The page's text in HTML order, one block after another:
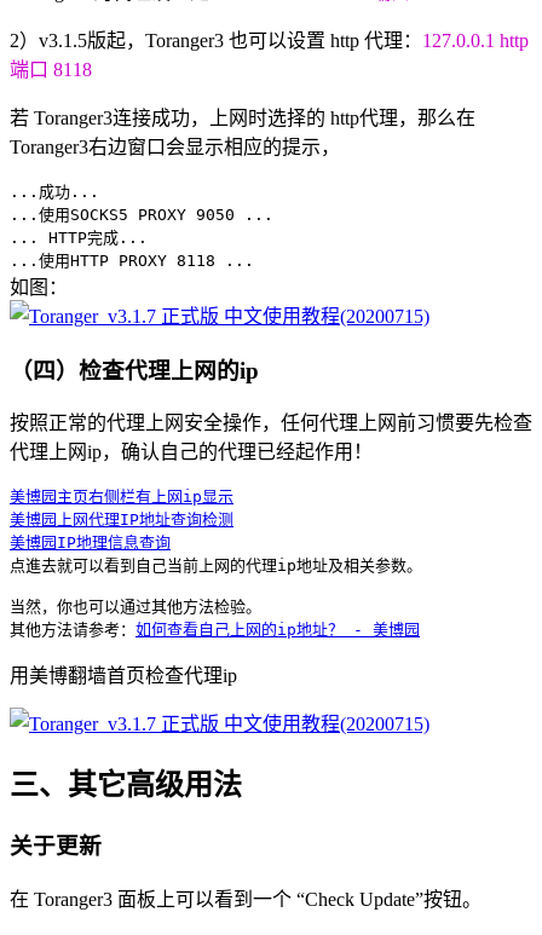
2）v3.1.5版起，Toranger3 也可以设置 http 代理： 127.0.0.1 http
端口 8118
若 Toranger3连接成功，上网时选择的 http代理，那么在
Toranger3右边窗口会显示相应的提示，
...成功...
...使用SOCKS5 PROXY 9050 ...
... HTTP完成...
...使用HTTP PROXY 8118 ...
如图：
（四）检查代理上网的ip
按照正常的代理上网安全操作，任何代理上网前习惯要先检查
代理上网ip，确认自己的代理已经起作用！
美博园主页右侧栏有上网ip显示
美博园上网代理IP地址查询检测
美博园IP地理信息查询
点進去就可以看到自己当前上网的代理ip地址及相关参数。
当然，你也可以通过其他方法检验。
其他方法请参考： 如何查看自己上网的ip地址？ - 美博园
用美博翻墙首页检查代理ip
三、其它高级用法
关于更新
在 Toranger3 面板上可以看到一个 “Check Update”按钮。